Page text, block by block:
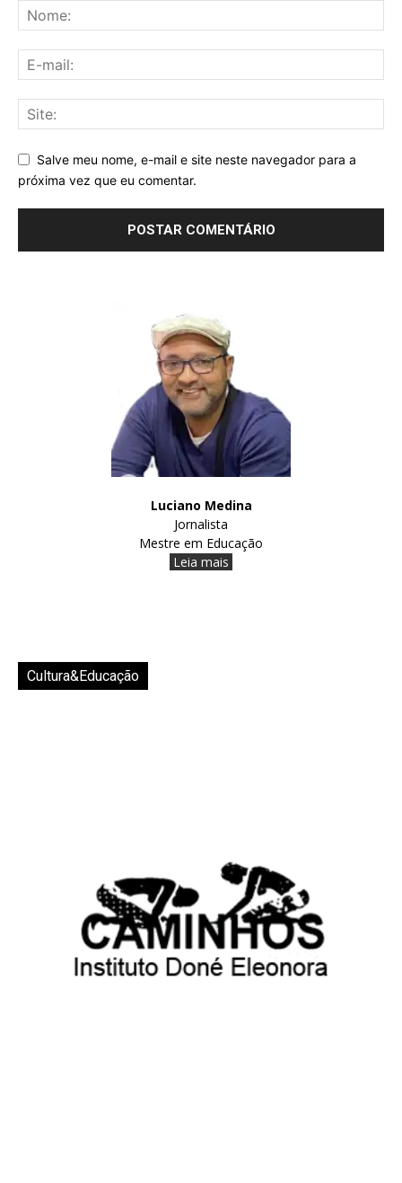
Salve meu nome, e-mail e site neste navegador para a
próxima vez que eu comentar.
Luciano Medina
Jornalista
Mestre em Educação
Leia mais
Cultura&Educação